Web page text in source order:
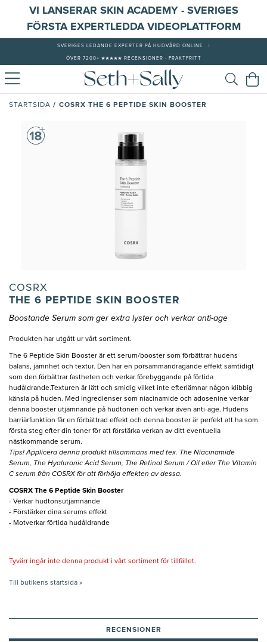
VI LANSERAR SKIN ACADEMY - SVERIGES
FÖRSTA EXPERTLEDDA VIDEOPLATTFORM
SVERIGES LEDANDE EXPERTER PÅ HUDVÅRD ONLINE
ÖVER 7200+ ★★★★★ RECENSIONER - FRAKTFRITT
STARTSIDA / COSRX THE 6 PEPTIDE SKIN BOOSTER
COSRX
THE 6 PEPTIDE SKIN BOOSTER
Boostande Serum som ger extra lyster och verkar anti-age
Produkten har utgått ur vårt sortiment.
The 6 Peptide Skin Booster är ett serum/booster som förbättrar hudens
balans, jämnhet och textur. Den har en porsammandragande effekt samtidigt
som den förbättrar fastheten och verkar förebyggande på förtida
hudåldrande.Texturen är lätt och smidig vilket inte efterlämnar någon klibbig
känsla på huden. Med ingredienser som niacinamide och adosenine verkar
denna booster utjämnande på hudtonen och verkar även anti-age. Hudens
barriärfunktion får en förbättrad effekt och denna booster är perfekt att ha som
första steg efter din toner för att förstärka verkan av ditt eventuella
nästkommande serum.
Tips! Applicera denna produkt tillsammans med tex. The Niacinamide
Serum, The Hyaluronic Acid Serum, The Retinol Serum / Oil eller The Vitamin
C serum från COSRX för att förhöja effekten av dessa.
COSRX The 6 Peptide Skin Booster
- Verkar hudtonsutjämnande
- Förstärker dina serums effekt
- Motverkar förtida hudåldrande
Tyvärr ingår inte denna produkt i vårt sortiment för tillfället.
Till butikens startsida »
RECENSIONER